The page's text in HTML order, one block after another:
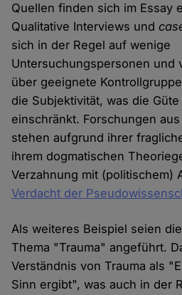
Quellen finden sich im Essay
Qualitative Interviews und
sich in der Regel auf wenige
Untersuchungspersonen und
über geeignete
die Subjektivität, was die
einschränkt. Forschungen
stehen aufgrund ihrer
ihrem dogmatischen
Verzahnung mit (politischem)
Verdacht der
Als weiteres Beispiel seien
Thema "Trauma" angeführt.
Verständnis von Trauma als
Sinn ergibt", was auch in der